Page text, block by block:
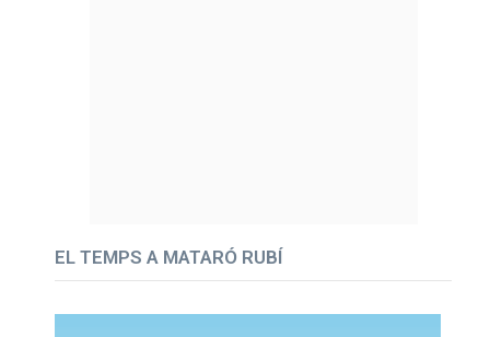
EL TEMPS A MATARÓ RUBÍ